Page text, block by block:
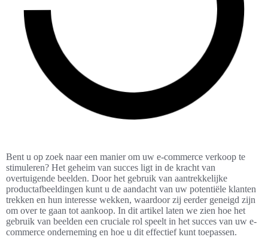
Bent u op zoek naar een manier om uw e-commerce verkoop te
stimuleren? Het geheim van succes ligt in de kracht van
overtuigende beelden. Door het gebruik van aantrekkelijke
productafbeeldingen kunt u de aandacht van uw potentiële klanten
trekken en hun interesse wekken, waardoor zij eerder geneigd zijn
om over te gaan tot aankoop. In dit artikel laten we zien hoe het
gebruik van beelden een cruciale rol speelt in het succes van uw e-
commerce onderneming en hoe u dit effectief kunt toepassen.